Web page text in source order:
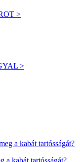
>
>
a kabát tartósságát?